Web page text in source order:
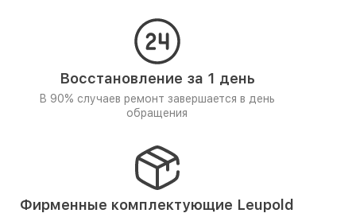
Восстановление за 1 день
В 90% случаев ремонт завершается в день
обращения
Фирменные комплектующие Leupold